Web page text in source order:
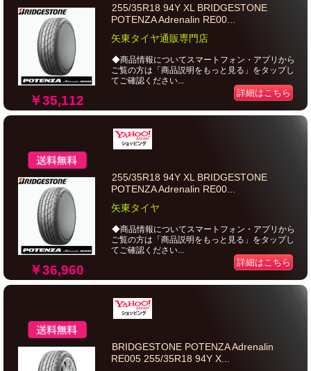
￥35,112
255/35R18 94Y XL BRIDGESTONE
POTENZA Adrenalin RE00...
矢東タイヤ通販専門店
◆商品情報についてスマートフォン・アプリから
ご覧の方は「商品説明をもっと見る」をタップし
てご確認ください...
詳細はこちら
￥36,960
255/35R18 94Y XL BRIDGESTONE
POTENZA Adrenalin RE00...
矢東タイヤ
◆商品情報についてスマートフォン・アプリから
ご覧の方は「商品説明をもっと見る」をタップし
てご確認ください...
詳細はこちら
BRIDGESTONE POTENZA Adrenalin
RE005 255/35R18 94Y X...